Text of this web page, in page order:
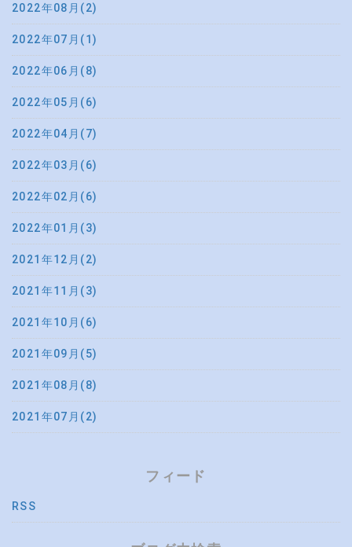
2022年08月(2)
2022年07月(1)
2022年06月(8)
2022年05月(6)
2022年04月(7)
2022年03月(6)
2022年02月(6)
2022年01月(3)
2021年12月(2)
2021年11月(3)
2021年10月(6)
2021年09月(5)
2021年08月(8)
2021年07月(2)
フィード
RSS